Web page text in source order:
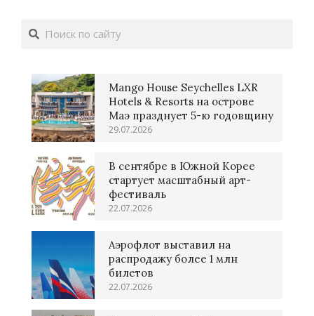
Поиск
Mango House Seychelles LXR
Hotels & Resorts на острове
Маэ празднует 5-ю годовщину
29.07.2026
В сентябре в Южной Корее
стартует масштабный арт-
фестиваль
22.07.2026
Аэрофлот выставил на
распродажу более 1 млн
билетов
22.07.2026